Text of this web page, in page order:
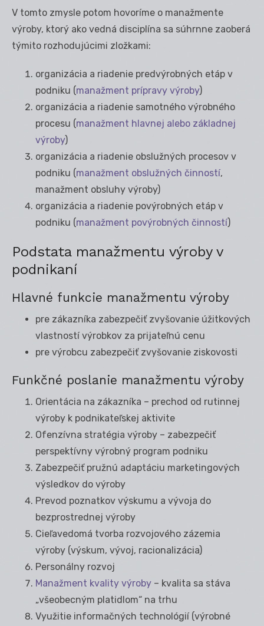
V tomto zmysle potom hovoríme o manažmente
výroby, ktorý ako vedná disciplína sa súhrnne zaoberá
týmito rozhodujúcimi zložkami:
organizácia a riadenie predvýrobných etáp v
podniku (manažment prípravy výroby)
organizácia a riadenie samotného výrobného
procesu (manažment hlavnej alebo základnej
výroby)
organizácia a riadenie obslužných procesov v
podniku (manažment obslužných činností,
manažment obsluhy výroby)
organizácia a riadenie povýrobných etáp v
podniku (manažment povýrobných činností)
Podstata manažmentu výroby v
podnikaní
Hlavné funkcie manažmentu výroby
pre zákazníka zabezpečiť zvyšovanie úžitkových
vlastností výrobkov za prijateľnú cenu
pre výrobcu zabezpečiť zvyšovanie ziskovosti
Funkčné poslanie manažmentu výroby
Orientácia na zákazníka – prechod od rutinnej
výroby k podnikateľskej aktivite
Ofenzívna stratégia výroby – zabezpečiť
perspektívny výrobný program podniku
Zabezpečiť pružnú adaptáciu marketingových
výsledkov do výroby
Prevod poznatkov výskumu a vývoja do
bezprostrednej výroby
Cieľavedomá tvorba rozvojového zázemia
výroby (výskum, vývoj, racionalizácia)
Personálny rozvoj
Manažment kvality výroby – kvalita sa stáva
„všeobecným platidlom“ na trhu
Využitie informačných technológií (výrobné